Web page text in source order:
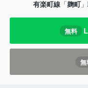
有楽町線 「麹町
無料
無